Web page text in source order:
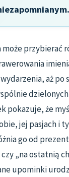
może przybierać
aż
pokazuje, że
jej pasjach i
go od
„na ostatnią
upominki